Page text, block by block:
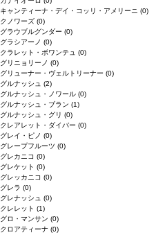
キャンティーナ・デイ・コッリ・アメリーニ (0)
クノワーズ (0)
グラウブルグンダー (0)
グラシアーノ (0)
クラレット・ボワンテュ (0)
グリニョリーノ (0)
グリューナー・ヴェルトリーナー (0)
グルナッシュ (2)
グルナッシュ・ノワール (0)
グルナッシュ・ブラン (1)
グルナッシュ・グリ (0)
クレアレット・ダイバー (0)
グレイ・ピノ (0)
グレープフルーツ (0)
グレカニコ (0)
グレケット (0)
グレッカニコ (0)
グレラ (0)
グレナッシュ (0)
クレレット (1)
グロ・マンサン (0)
クロアティーナ (0)